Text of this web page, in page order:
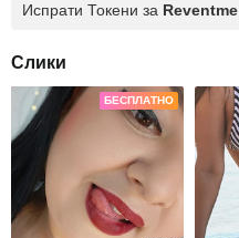
Испрати Токени за Reventme
Слики
БЕСПЛАТНО